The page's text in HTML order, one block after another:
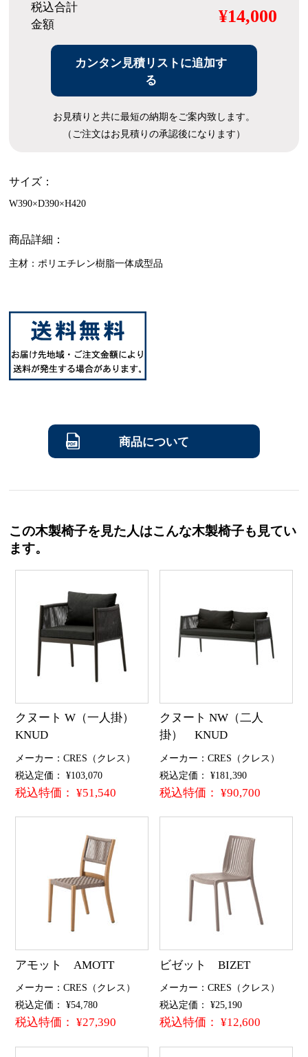
税込合計
金額
¥14,000
カンタン見積リストに追加す
る
お見積りと共に最短の納期をご案内致します。
（ご注文はお見積りの承認後になります）
サイズ：
W390×D390×H420
商品詳細：
主材：ポリエチレン樹脂一体成型品
商品について
この木製椅子を見た人はこんな木製椅子も見てい
ます。
クヌート W（一人掛）
KNUD
メーカー：CRES（クレス）
税込定価： ¥103,070
税込特価： ¥51,540
クヌート NW（二人
掛） KNUD
メーカー：CRES（クレス）
税込定価： ¥181,390
税込特価： ¥90,700
アモット AMOTT
メーカー：CRES（クレス）
税込定価： ¥54,780
税込特価： ¥27,390
ビゼット BIZET
メーカー：CRES（クレス）
税込定価： ¥25,190
税込特価： ¥12,600